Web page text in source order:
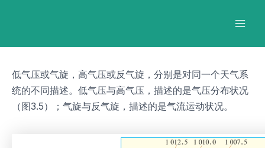
低气压或气旋，高气压或反气旋，分别是对同一个天气系
统的不同描述。低气压与高气压，描述的是气压分布状况
（图3.5）；气旋与反气旋，描述的是气流运动状况。